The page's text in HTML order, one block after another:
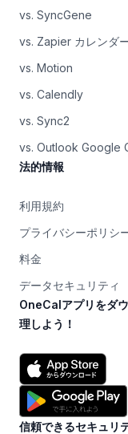
vs. SyncGene
vs. Zapier カレンダ
vs. Motion
vs. Calendly
vs. Sync2
vs. Outlook Google
法的情報
利用規約
プライバシーポリシ
料金
データセキュリティ
OneCalアプリをダ
理しよう！
信頼できるセキュリ